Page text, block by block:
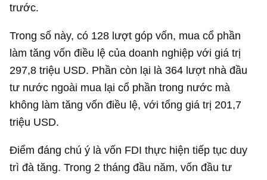
trước.
Trong số này, có 128 lượt góp vốn, mua cổ phần
làm tăng vốn điều lệ của doanh nghiệp với giá trị
297,8 triệu USD. Phần còn lại là 364 lượt nhà đầu
tư nước ngoài mua lại cổ phần trong nước mà
không làm tăng vốn điều lệ, với tổng giá trị 201,7
triệu USD.
Điểm đáng chú ý là vốn FDI thực hiện tiếp tục duy
trì đà tăng. Trong 2 tháng đầu năm, vốn đầu tư